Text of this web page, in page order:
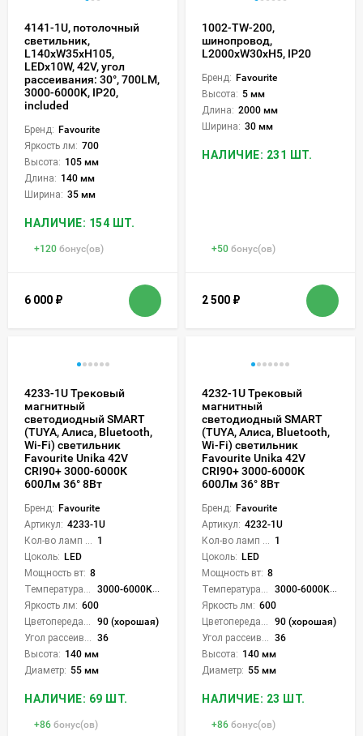
4141-1U, потолочный
светильник,
L140xW35xH105,
LEDx10W, 42V, угол
рассеивания: 30°, 700LM,
3000-6000K, IP20,
included
Бренд: Favourite
Яркость лм: 700
Высота: 105 мм
Длина: 140 мм
Ширина: 35 мм
НАЛИЧИЕ: 154 ШТ.
+120 бонус(ов)
6 000 ₽
1002-TW-200,
шинопровод,
L2000xW30xH5, IP20
Бренд: Favourite
Высота: 5 мм
Длина: 2000 мм
Ширина: 30 мм
НАЛИЧИЕ: 231 ШТ.
+50 бонус(ов)
2 500 ₽
4233-1U Трековый
магнитный
светодиодный SMART
(TUYA, Алиса, Bluetooth,
Wi-Fi) светильник
Favourite Unika 42V
CRI90+ 3000-6000К
600Лм 36° 8Вт
Бренд: Favourite
Артикул: 4233-1U
1
Цоколь: LED
Мощность вт: 8
3000-6000K (плавная рег.)
Яркость лм: 600
90 (хорошая)
36
Высота: 140 мм
Диаметр: 55 мм
НАЛИЧИЕ: 69 ШТ.
+86 бонус(ов)
4232-1U Трековый
магнитный
светодиодный SMART
(TUYA, Алиса, Bluetooth,
Wi-Fi) светильник
Favourite Unika 42V
CRI90+ 3000-6000К
600Лм 36° 8Вт
Бренд: Favourite
Артикул: 4232-1U
1
Цоколь: LED
Мощность вт: 8
3000-6000K (плавная рег.)
Яркость лм: 600
90 (хорошая)
36
Высота: 140 мм
Диаметр: 55 мм
НАЛИЧИЕ: 23 ШТ.
+86 бонус(ов)